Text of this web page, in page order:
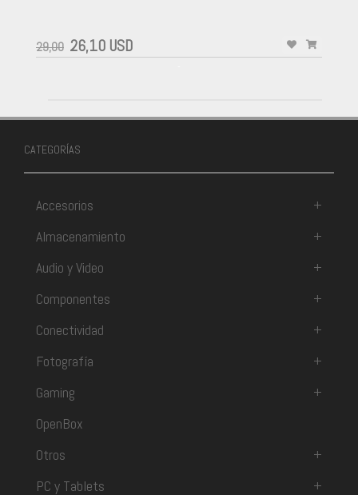
29,00 26,10 USD
CATEGORÍAS
Accesorios
+
Almacenamiento
+
Audio y Video
+
Componentes
+
Conectividad
+
Fotografía
+
Gaming
+
OpenBox
Otros
+
PC y Tablets
+